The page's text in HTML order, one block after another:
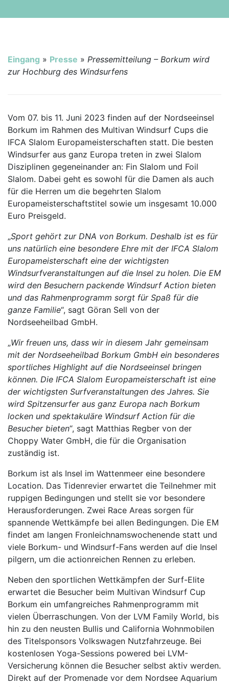
Eingang » Presse » Pressemitteilung – Borkum wird
zur Hochburg des Windsurfens
Vom 07. bis 11. Juni 2023 finden auf der Nordseeinsel
Borkum im Rahmen des Multivan Windsurf Cups die
IFCA Slalom Europameisterschaften statt. Die besten
Windsurfer aus ganz Europa treten in zwei Slalom
Disziplinen gegeneinander an: Fin Slalom und Foil
Slalom. Dabei geht es sowohl für die Damen als auch
für die Herren um die begehrten Slalom
Europameisterschaftstitel sowie um insgesamt 10.000
Euro Preisgeld.
„Sport gehört zur DNA von Borkum. Deshalb ist es für
uns natürlich eine besondere Ehre mit der IFCA Slalom
Europameisterschaft eine der wichtigsten
Windsurfveranstaltungen auf die Insel zu holen. Die EM
wird den Besuchern packende Windsurf Action bieten
und das Rahmenprogramm sorgt für Spaß für die
ganze Familie“, sagt Göran Sell von der
Nordseeheilbad GmbH.
„Wir freuen uns, dass wir in diesem Jahr gemeinsam
mit der Nordseeheilbad Borkum GmbH ein besonderes
sportliches Highlight auf die Nordseeinsel bringen
können. Die IFCA Slalom Europameisterschaft ist eine
der wichtigsten Surfveranstaltungen des Jahres. Sie
wird Spitzensurfer aus ganz Europa nach Borkum
locken und spektakuläre Windsurf Action für die
Besucher bieten“, sagt Matthias Regber von der
Choppy Water GmbH, die für die Organisation
zuständig ist.
Borkum ist als Insel im Wattenmeer eine besondere
Location. Das Tidenrevier erwartet die Teilnehmer mit
ruppigen Bedingungen und stellt sie vor besondere
Herausforderungen. Zwei Race Areas sorgen für
spannende Wettkämpfe bei allen Bedingungen. Die EM
findet am langen Fronleichnamswochenende statt und
viele Borkum- und Windsurf-Fans werden auf die Insel
pilgern, um die actionreichen Rennen zu erleben.
Neben den sportlichen Wettkämpfen der Surf-Elite
erwartet die Besucher beim Multivan Windsurf Cup
Borkum ein umfangreiches Rahmenprogramm mit
vielen Überraschungen. Von der LVM Family World, bis
hin zu den neusten Bullis und California Wohnmobilen
des Titelsponsors Volkswagen Nutzfahrzeuge. Bei
kostenlosen Yoga-Sessions powered bei LVM-
Versicherung können die Besucher selbst aktiv werden.
Direkt auf der Promenade vor dem Nordsee Aquarium